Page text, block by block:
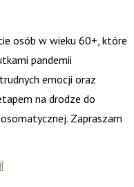
osób w wieku 60+, które
pandemii
emocji oraz
na drodze do
Zapraszam